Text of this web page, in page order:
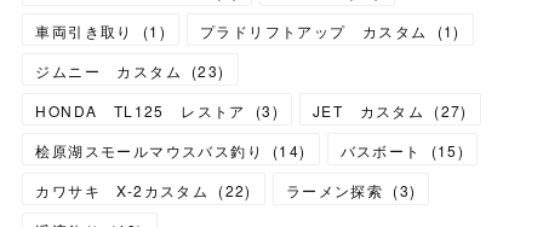
車両引き取り
(1 ) プラドリフトアップ カスタム (1)
ジムニー カスタム
(23)
HONDA TL125 レストア
(3) JET カスタム (27)
桧原湖スモールマウスバス釣り
(14) バスボート (15)
カワサキ X-2カスタム
(22) ラーメン探索 (3)